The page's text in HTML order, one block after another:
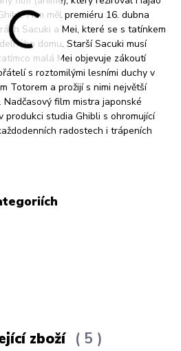
Film měl premiéru 16. dubna
Sacuki a Mei, které se s tatínkem
domu. Starší Sacuki musí
malá Mei objevuje zákoutí
s roztomilými lesními duchy v
Totorem a prožijí s nimi největší
film mistra japonské
produkci studia Ghibli s ohromující
radostech i trápeních
zboží 5